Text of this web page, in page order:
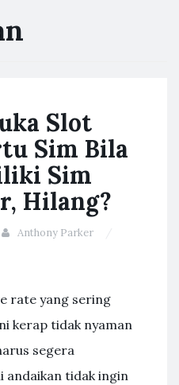
Slot
Sim Bila
Sim
Hilang?
Anthony Parker
rate yang sering
kerap tidak nyaman
segera
andaikan tidak ingin